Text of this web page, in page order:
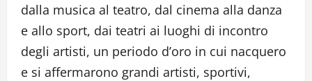
dalla musica al teatro, dal cinema alla danza
e allo sport, dai teatri ai luoghi di incontro
degli artisti, un periodo d’oro in cui nacquero
e si affermarono grandi artisti, sportivi,